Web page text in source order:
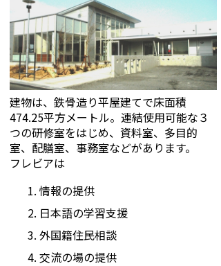
建物は、鉄骨造り平屋建てで床面積
474.25平方メートル。連結使用可能な３
つの研修室をはじめ、資料室、多目的
室、配膳室、事務室などがあります。
フレビアは
情報の提供
日本語の学習支援
外国籍住民相談
交流の場の提供